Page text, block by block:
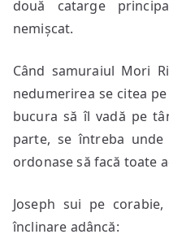
două catarge
nemișcat.
Când samuraiul Mori
nedumerirea se citea
bucura să îl vadă pe
parte, se întreba
ordonase să facă toate
Joseph sui pe
înclinare adâncă: